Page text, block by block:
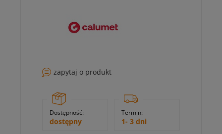
zapytaj o produkt
Dostępność:
dostępny
Termin:
1- 3 dni